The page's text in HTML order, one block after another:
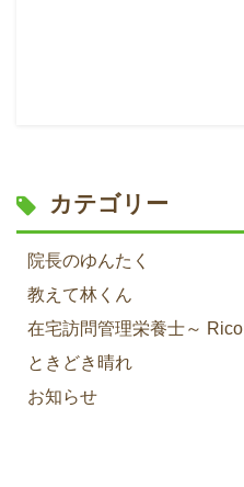
カテゴリー
院長のゆんたく
教えて林くん
在宅訪問管理栄養士～ Rico
ときどき晴れ
お知らせ